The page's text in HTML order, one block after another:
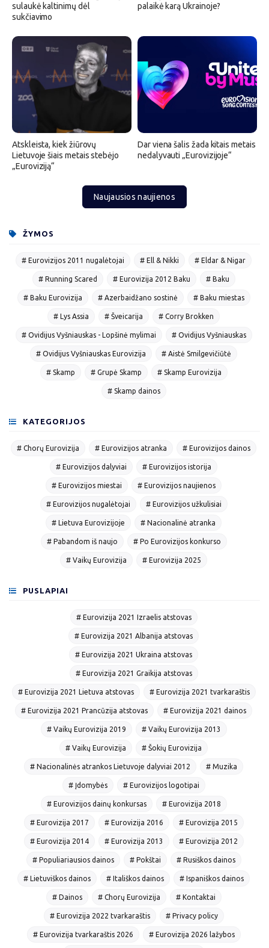
sulaukė kaltinimų dėl
sukčiavimo
palaikė karą Ukrainoje?
Atskleista, kiek žiūrovų
Lietuvoje šiais metais stebėjo
„Euroviziją“
Dar viena šalis žada kitais metais
nedalyvauti „Eurovizijoje“
Naujausios naujienos
ŽYMOS
# Eurovizijos 2011 nugalėtojai # Ell & Nikki # Eldar & Nigar
# Running Scared # Eurovizija 2012 Baku # Baku
# Baku Eurovizija # Azerbaidžano sostinė # Baku miestas
# Lys Assia # Šveicarija # Corry Brokken
# Ovidijus Vyšniauskas - Lopšinė mylimai # Ovidijus Vyšniauskas
# Ovidijus Vyšniauskas Eurovizija # Aistė Smilgevičiūtė
# Skamp # Grupė Skamp # Skamp Eurovizija
# Skamp dainos
KATEGORIJOS
# Chorų Eurovizija # Eurovizijos atranka # Eurovizijos dainos
# Eurovizijos dalyviai # Eurovizijos istorija
# Eurovizijos miestai # Eurovizijos naujienos
# Eurovizijos nugalėtojai # Eurovizijos užkulisiai
# Lietuva Eurovizijoje # Nacionalinė atranka
# Pabandom iš naujo # Po Eurovizijos konkurso
# Vaikų Eurovizija # Eurovizija 2025
PUSLAPIAI
# Eurovizija 2021 Izraelis atstovas
# Eurovizija 2021 Albanija atstovas
# Eurovizija 2021 Ukraina atstovas
# Eurovizija 2021 Graikija atstovas
# Eurovizija 2021 Lietuva atstovas # Eurovizija 2021 tvarkaraštis
# Eurovizija 2021 Prancūzija atstovas # Eurovizija 2021 dainos
# Vaikų Eurovizija 2019 # Vaikų Eurovizija 2013
# Vaikų Eurovizija # Šokių Eurovizija
# Nacionalinės atrankos Lietuvoje dalyviai 2012 # Muzika
# Įdomybės # Eurovizijos logotipai
# Eurovizijos dainų konkursas # Eurovizija 2018
# Eurovizija 2017 # Eurovizija 2016 # Eurovizija 2015
# Eurovizija 2014 # Eurovizija 2013 # Eurovizija 2012
# Populiariausios dainos # Pokštai # Rusiškos dainos
# Lietuviškos dainos # Itališkos dainos # Ispaniškos dainos
# Dainos # Chorų Eurovizija # Kontaktai
# Eurovizija 2022 tvarkaraštis # Privacy policy
# Eurovizija tvarkaraštis 2026 # Eurovizija 2026 lažybos